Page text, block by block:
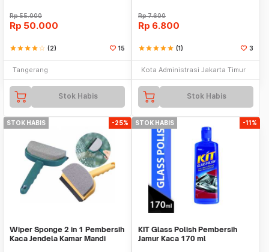
Rp55.000
Rp 50.000
starstarstarstarstar_border (2) 15
Tangerang
Stok Habis
Rp7.600
Rp 6.800
starstarstarstarstar (1) 3
Kota Administrasi Jakarta Timur
Stok Habis
STOK HABIS -25%
Wiper Sponge 2 in 1 Pembersih
Kaca Jendela Kamar Mandi
STOK HABIS -11%
KIT Glass Polish Pembersih
Jamur Kaca 170 ml